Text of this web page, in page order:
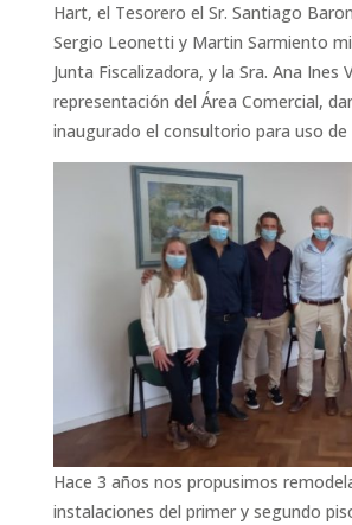
Hart, el Tesorero el Sr. Santiago
Sergio Leonetti y Martin Sarmiento
Junta Fiscalizadora, y la Sra. Ana Ines
representación del Área Comercial,
inaugurado el consultorio para uso de
Hace 3 años nos propusimos
instalaciones del primer y segundo